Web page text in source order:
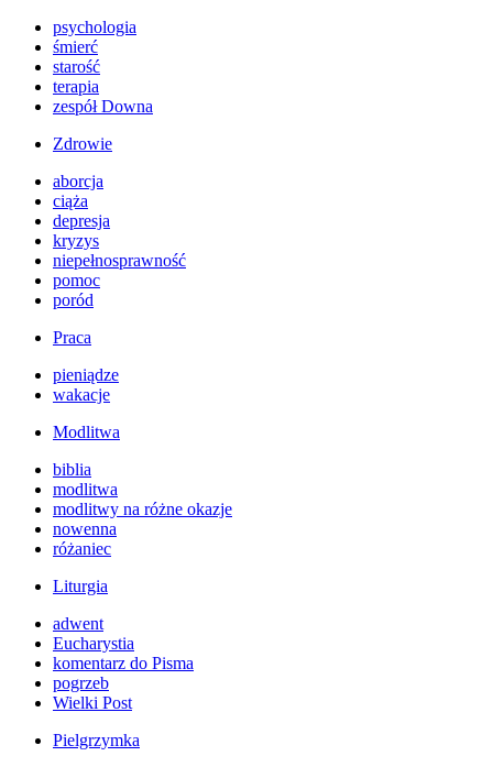
psychologia
śmierć
starość
terapia
zespół Downa
Zdrowie
aborcja
ciąża
depresja
kryzys
niepełnosprawność
pomoc
poród
Praca
pieniądze
wakacje
Modlitwa
biblia
modlitwa
modlitwy na różne okazje
nowenna
różaniec
Liturgia
adwent
Eucharystia
komentarz do Pisma
pogrzeb
Wielki Post
Pielgrzymka